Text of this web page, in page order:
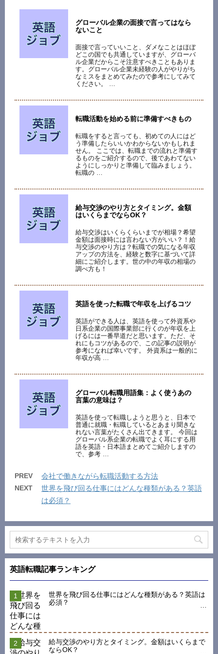
グローバル企業の面接で言ってはなら
ないこと
面接で言っていいこと、ダメなことはほぼ
どこの国でも共通していますが、グローバ
ル企業だからこそ注意すべきこともありま
す。グローバル企業未経験の人がやりがち
なミスをまとめてみたので参考にしてみて
ください。 …
転職活動を始める前に準備すべきもの
転職をすると言っても、初めての人にはど
う準備したらいいかわからないかもしれま
せん。 ここでは、転職までの流れと準備す
るものをご紹介するので、後であわてない
ようにしっかりと準備して臨みましょう。
転職の …
給与交渉のやり方とタイミング。金額
はいくらまでならOK？
給与交渉はいくらくらいまでが相場？希望
金額は面接時には言わない方がいい？！給
与交渉のやり方は？転職での気になる年収
アップの方法を、経験と数字に基づいて詳
細にご紹介します。世の中の年収の相場の
調べ方も！
英語を使った転職で年収を上げるコツ
英語ができる人は、英語を使って外資系や
日系企業の国際事業部に行くのが年収を上
げるには一番早道だと思います。ただ、そ
れにもコツがあるので、この記事の説明が
参考になれば幸いです。 外資系は一般的に
年収が高 …
グローバル転職用語集：よく使うあの
言葉の意味は？
英語を使って転職しようと思うと、日本で
普通に就職・転職しているとあまり聞きな
れない言葉がたくさん出てきます。 今回は
グローバル系企業の転職でよく耳にする用
語を英語・日本語まとめてご紹介しますの
で、参考 …
PREV 会社で働きながら転職活動する方法
NEXT
世界を飛び回る仕事にはどんな種類がある？英語
は必須？
英語転職記事ランキング
世界を飛び回る仕事にはどんな種類がある？英語は
必須？
給与交渉のやり方とタイミング。金額はいくらまで
ならOK？